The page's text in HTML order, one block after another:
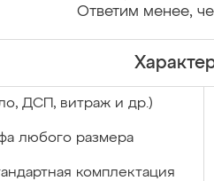
Ответим менее,
ДСП, витраж и др.)
любого размера
комплектация